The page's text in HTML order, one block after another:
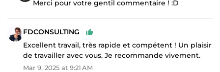
Merci pour votre gentil commentaire ! :D
FDCONSULTING
Excellent travail, très rapide et compétent ! Un plaisir
de travailler avec vous. Je recommande vivement.
Mar 9, 2025 at 9:21 AM